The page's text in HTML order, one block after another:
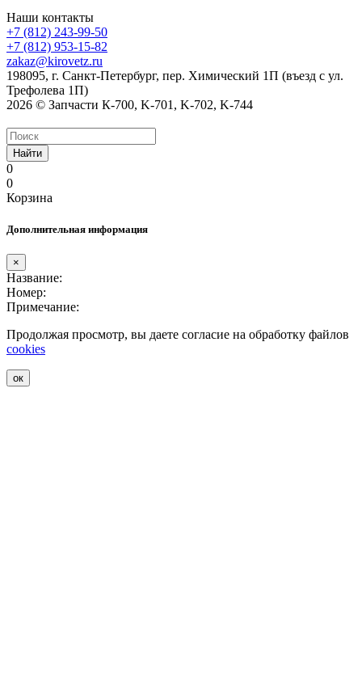
Наши контакты
+7 (812) 243-99-50
+7 (812) 953-15-82
zakaz@kirovetz.ru
198095, г. Санкт-Петербург, пер. Химический 1П (въезд с ул.
Трефолева 1П)
2026 © Запчасти К-700, K-701, K-702, K-744
Найти
0
0
Корзина
Дополнительная информация
×
Название:
Номер:
Примечание:
Продолжая просмотр, вы даете согласие на обработку файлов
cookies
ок